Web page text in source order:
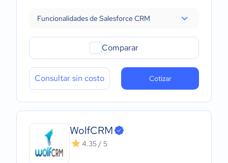
Funcionalidades de Salesforce CRM
Comparar
Consultar sin costo Cotizar
WolfCRM
4.35 / 5